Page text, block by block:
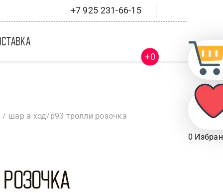
+7 925 231-66-15
+0
0
шар а ход/р93 тролли розочка